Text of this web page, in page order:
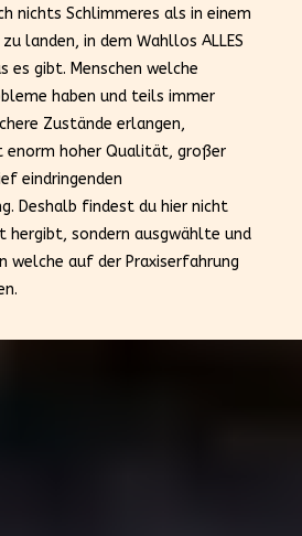
nichts Schlimmeres als in einem
landen, in dem Wahllos ALLES
es gibt. Menschen welche
haben und teils immer
Zustände erlangen,
enorm hoher Qualität, großer
eindringenden
Deshalb findest du hier nicht
hergibt, sondern ausgwählte und
welche auf der Praxiserfahrung